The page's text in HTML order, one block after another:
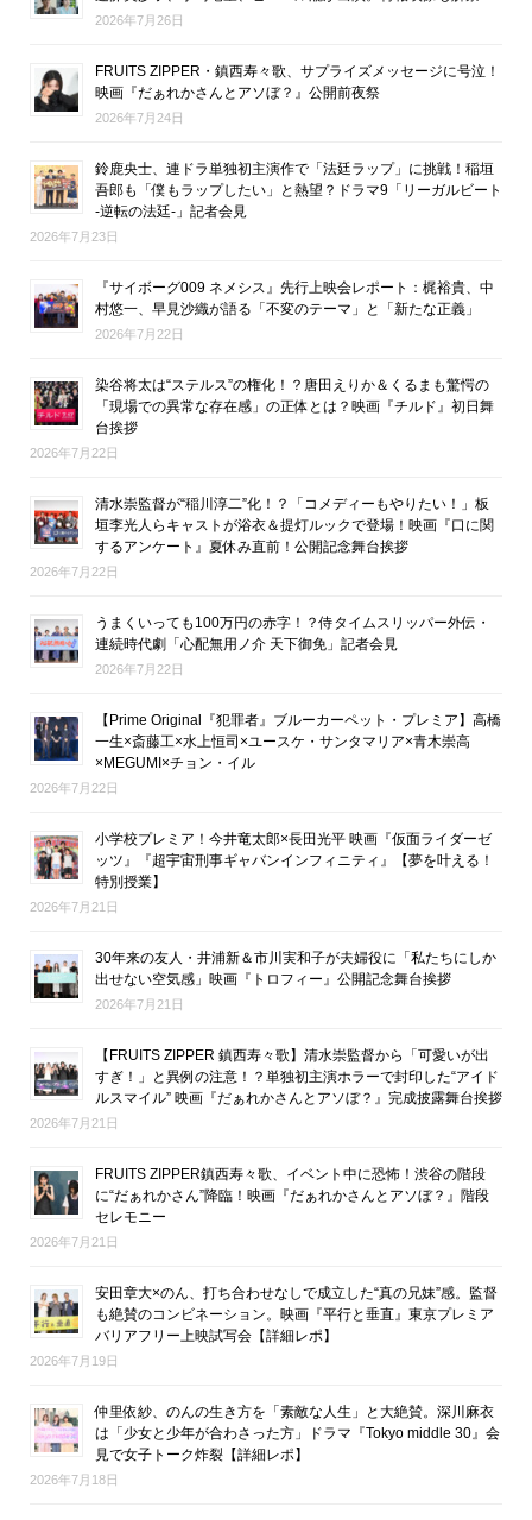
2026年7月26日
FRUITS ZIPPER・鎮西寿々歌、サプライズメッセージに号泣！
映画『だぁれかさんとアソぼ？』公開前夜祭
2026年7月24日
鈴鹿央士、連ドラ単独初主演作で「法廷ラップ」に挑戦！稲垣
吾郎も「僕もラップしたい」と熱望？ドラマ9「リーガルビート
-逆転の法廷-」記者会見
2026年7月23日
『サイボーグ009 ネメシス』先行上映会レポート：梶裕貴、中
村悠一、早見沙織が語る「不変のテーマ」と「新たな正義」
2026年7月22日
染谷将太は“ステルス”の権化！？唐田えりか＆くるまも驚愕の
「現場での異常な存在感」の正体とは？映画『チルド』初日舞
台挨拶
2026年7月22日
清水崇監督が“稲川淳二”化！？「コメディーもやりたい！」板
垣李光人らキャストが浴衣＆提灯ルックで登場！映画『口に関
するアンケート』夏休み直前！公開記念舞台挨拶
2026年7月22日
うまくいっても100万円の赤字！？侍タイムスリッパー外伝・
連続時代劇「心配無用ノ介 天下御免」記者会見
2026年7月22日
【Prime Original『犯罪者』ブルーカーペット・プレミア】高橋
一生×斎藤工×水上恒司×ユースケ・サンタマリア×青木崇高
×MEGUMI×チョン・イル
2026年7月22日
小学校プレミア！今井竜太郎×長田光平 映画『仮面ライダーゼ
ッツ』『超宇宙刑事ギャバンインフィニティ』【夢を叶える！
特別授業】
2026年7月21日
30年来の友人・井浦新＆市川実和子が夫婦役に「私たちにしか
出せない空気感」映画『トロフィー』公開記念舞台挨拶
2026年7月21日
【FRUITS ZIPPER 鎮西寿々歌】清水崇監督から「可愛いが出
すぎ！」と異例の注意！？単独初主演ホラーで封印した“アイド
ルスマイル” 映画『だぁれかさんとアソぼ？』完成披露舞台挨拶
2026年7月21日
FRUITS ZIPPER鎮西寿々歌、イベント中に恐怖！渋谷の階段
に“だぁれかさん”降臨！映画『だぁれかさんとアソぼ？』階段
セレモニー
2026年7月21日
安田章大×のん、打ち合わせなしで成立した“真の兄妹”感。監督
も絶賛のコンビネーション。映画『平行と垂直』東京プレミア
バリアフリー上映試写会【詳細レポ】
2026年7月19日
仲里依紗、のんの生き方を「素敵な人生」と大絶賛。深川麻衣
は「少女と少年が合わさった方」ドラマ『Tokyo middle 30』会
見で女子トーク炸裂【詳細レポ】
2026年7月18日